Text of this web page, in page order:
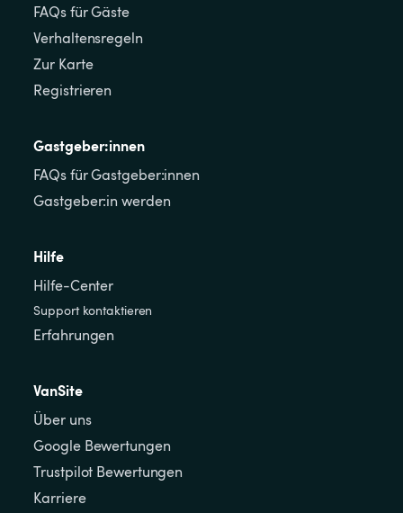
FAQs für Gäste
Verhaltensregeln
Zur Karte
Registrieren
Gastgeber:innen
FAQs für Gastgeber:innen
Gastgeber:in werden
Hilfe
Hilfe-Center
Support kontaktieren
Erfahrungen
VanSite
Über uns
Google Bewertungen
Trustpilot Bewertungen
Karriere